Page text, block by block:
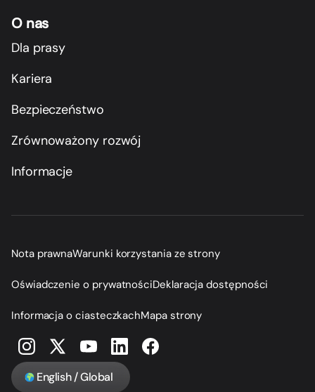
O nas
Dla prasy
Kariera
Bezpieczeństwo
Zrównoważony rozwój
Informacje
Nota prawnaWarunki korzystania ze strony
Oświadczenie o prywatnościDeklaracja dostępności
Informacja o ciasteczkachMapa strony
English / Global